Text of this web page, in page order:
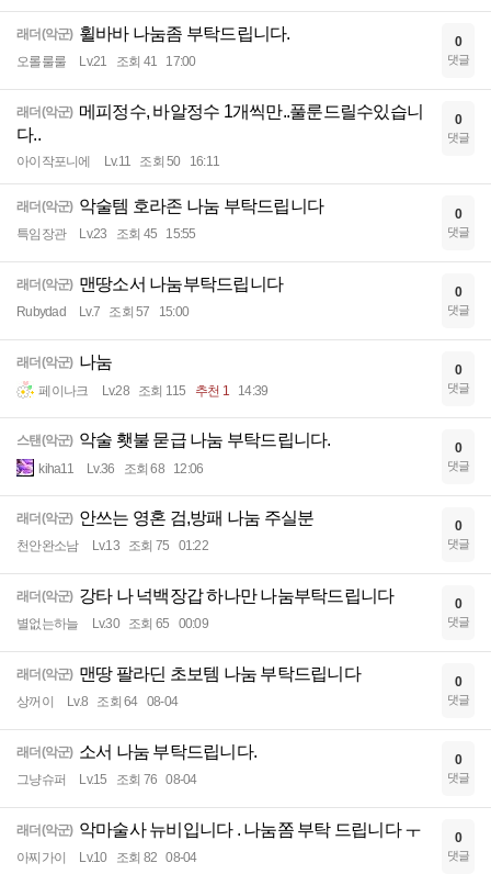
래더(악군) 휠바바 나눔좀 부탁드립니다.
오롤룰룰 Lv.21 조회 41 17:00
0
댓글
래더(악군) 메피정수, 바알정수 1개씩만..풀룬드릴수있습니
다..
아이작포니에 Lv.11 조회 50 16:11
0
댓글
래더(악군) 악술템 호라존 나눔 부탁드립니다
특임장관 Lv.23 조회 45 15:55
0
댓글
래더(악군) 맨땅소서 나눔부탁드립니다
Rubydad Lv.7 조회 57 15:00
0
댓글
래더(악군) 나눔
페이나크 Lv.28 조회 115 추천 1 14:39
0
댓글
스탠(악군) 악술 횃불 묻급 나눔 부탁드립니다.
kiha11 Lv.36 조회 68 12:06
0
댓글
래더(악군) 안쓰는 영혼 검,방패 나눔 주실분
천안완소남 Lv.13 조회 75 01:22
0
댓글
래더(악군) 강타 나 넉백장갑 하나만 나눔부탁드립니다
별없는하늘 Lv.30 조회 65 00:09
0
댓글
래더(악군) 맨땅 팔라딘 초보템 나눔 부탁드립니다
상꺼이 Lv.8 조회 64 08-04
0
댓글
래더(악군) 소서 나눔 부탁드립니다.
그냥슈퍼 Lv.15 조회 76 08-04
0
댓글
래더(악군) 악마술사 뉴비입니다 . 나눔쫌 부탁 드립니다 ㅜ
아찌가이 Lv.10 조회 82 08-04
0
댓글